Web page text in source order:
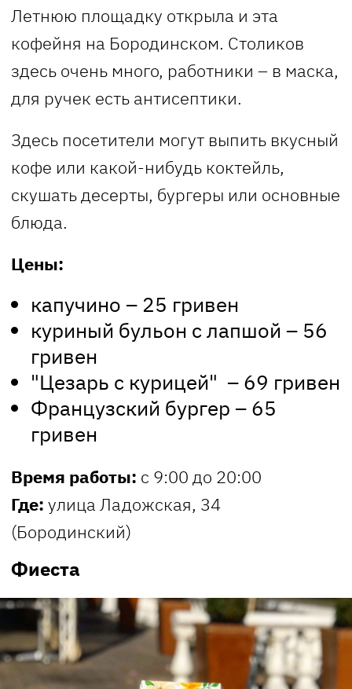
Летнюю площадку открыла и эта
кофейня на Бородинском. Столиков
здесь очень много, работники – в маска,
для ручек есть антисептики.
Здесь посетители могут выпить вкусный
кофе или какой-нибудь коктейль,
скушать десерты, бургеры или основные
блюда.
Цены:
капучино – 25 гривен
куриный бульон с лапшой – 56
гривен
"Цезарь с курицей" – 69 гривен
Французский бургер – 65
гривен
Время работы: с 9:00 до 20:00
Где: улица Ладожская, 34
(Бородинский)
Фиеста